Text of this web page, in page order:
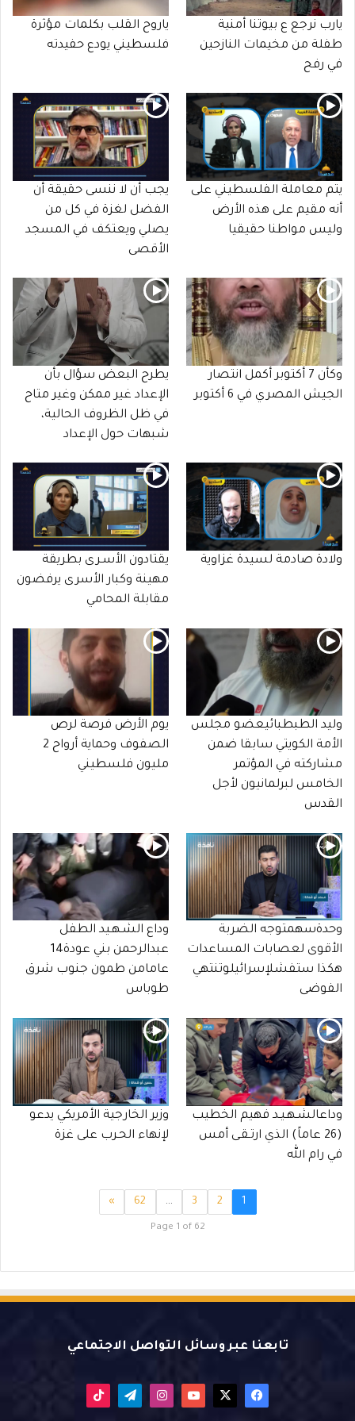
يارب نرجع ع بيوتنا أمنية
طفلة من مخيمات النازحين
في رفح
ياروح القلب بكلمات مؤثرة
فلسطيني يودع حفيدته
يتم معاملة الفلسطيني على
أنه مقيم على هذه الأرض
وليس مواطنا حقيقيا
يجب أن لا ننسى حقيقة أن
الفضل لغزة في كل من
يصلي ويعتكف في المسجد
الأقصى
وكأن 7 أكتوبر أكمل انتصار
الجيش المصري في 6 أكتوبر
يطرح البعض سؤال بأن
الإعداد غير ممكن وغير متاح
في ظل الظروف الحالية،
شبهات حول الإعداد
ولادة صادمة لسيدة غزاوية
يقتادون الأسـرى بطريقة
مهينة وكبار الأسرى يرفضون
مقابلة المحامي
وليد الطبطبائيعضو مجلس
الأمة الكويتي سابقا ضمن
مشاركته في المؤتمر
الخامس لبرلمانيون لأجل
القدس
يوم الأرض فرصة لرص
الصفوف وحماية أرواح 2
مليون فلسطيني
وحدةسهمتوجه الضربة
الأقوى لعصابات المساعدات
هكذا ستفشلإسرائيلوتنتهي
الفوضى
وداع الشـهـيد الطفل
عبدالرحمن بني عودة14
عامامن طمون جنوب شرق
طوباس
وداعالشـهـيـد فهيم الخطيب
(26 عاماً) الذي ارتـقـى أمس
في رام الله
وزير الخارجية الأمريكي يدعو
لإنهاء الحـرب على غزة
1
2
3
…
62
»
Page 1 of 62
تابعنا عبر وسائل التواصل الاجتماعي
فيسبوك يوتيوب انستقرام تيلقرام